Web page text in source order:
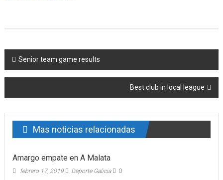
Post navigation
Senior team game results
Best club in local league
Mas noticias relacionadas
Amargo empate en A Malata
febrero 17, 2019 Deporte Galicia 0